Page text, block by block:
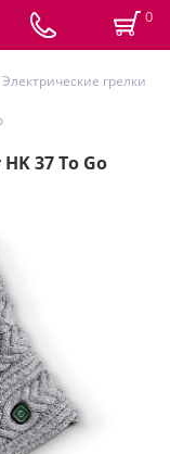
0
Электрические грелки
37 To Go